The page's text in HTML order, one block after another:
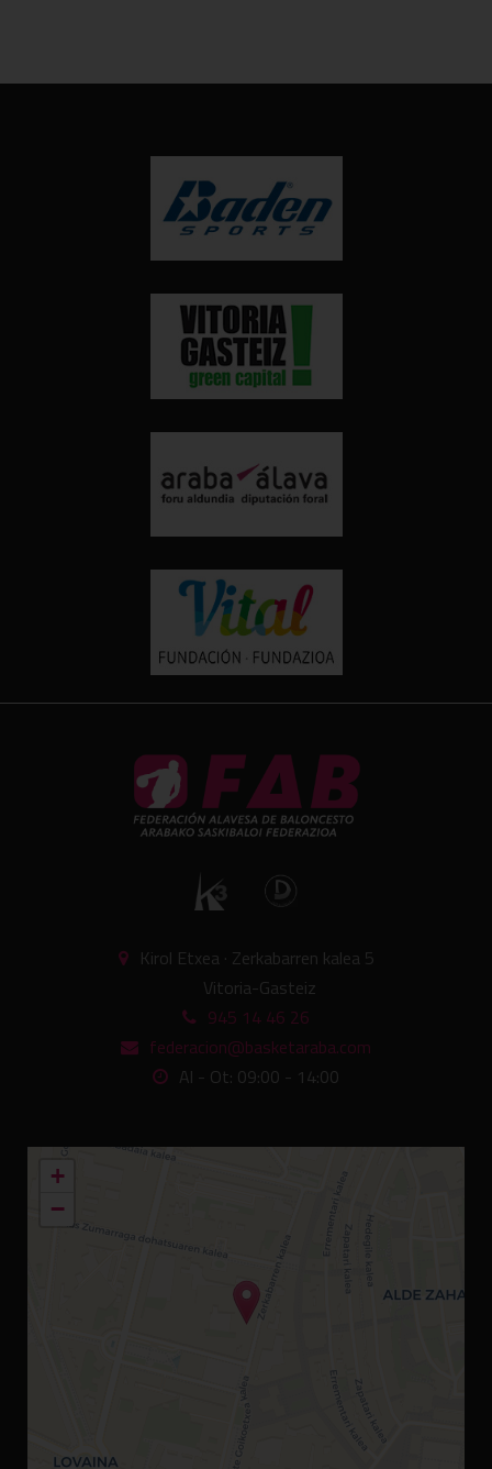
Kirol Etxea · Zerkabarren kalea 5
Vitoria-Gasteiz
945 14 46 26
federacion@basketaraba.com
Al - Ot: 09:00 - 14:00
+
−